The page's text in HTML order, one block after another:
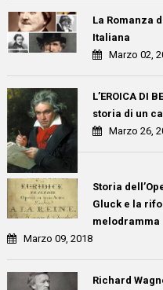
La Romanza
Italiana
Marzo 02,
L’EROICA DI
storia di un
Marzo 26,
Storia
Gluck e la
melodramma
Marzo 09, 2018
Richard